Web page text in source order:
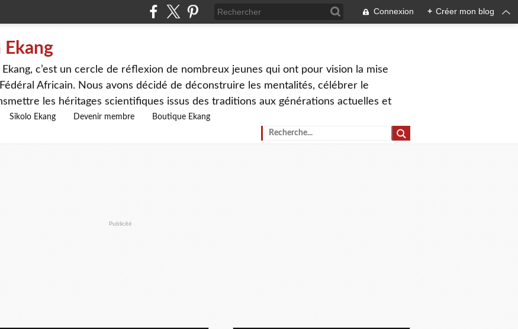
Connexion + Créer mon blog
Ekang, c’est un cercle de réflexion de nombreux jeunes qui ont pour vision la mise
Africain. Nous avons décidé de déconstruire les mentalités, célébrer le
les héritages scientifiques issus des traditions aux générations actuelles et
Sikolo Ekang Devenir membre Boutique Ekang
Publicité